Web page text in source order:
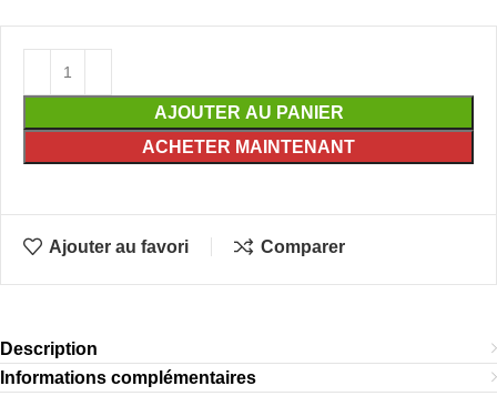
AJOUTER AU PANIER
ACHETER MAINTENANT
Ajouter au favori Comparer
Description
Informations complémentaires